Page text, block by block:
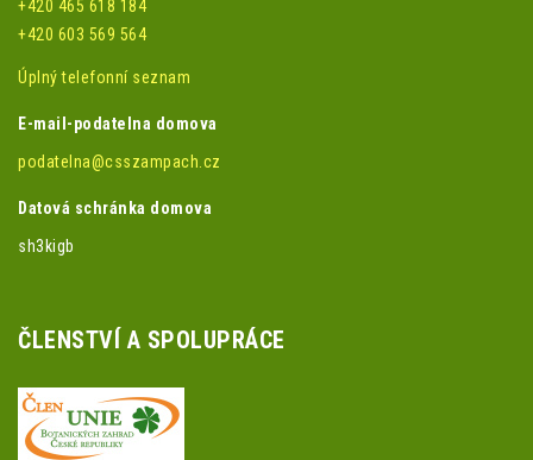
+420 465 618 184
+420 603 569 564
Úplný telefonní seznam
E-mail-podatelna domova
podatelna@csszampach.cz
Datová schránka domova
sh3kigb
ČLENSTVÍ A SPOLUPRÁCE